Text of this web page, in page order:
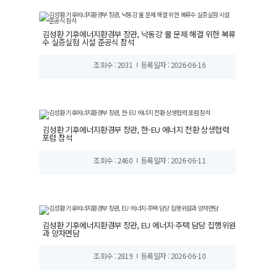
김성환 기후에너지환경부 장관, 낙동강 물 문제 해결 위한 복류
수 실증실험 시설 준공식 참석
조회수 : 2031 등록일자 : 2026-06-16
김성환 기후에너지환경부 장관, 한-EU 에너지 전환 상생협력
포럼 참석
조회수 : 2460 등록일자 : 2026-06-11
김성환 기후에너지환경부 장관, EU 에너지·주택 담당 집행위원
과 양자면담
조회수 : 2819 등록일자 : 2026-06-10